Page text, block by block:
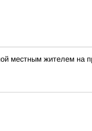
местным жителем на